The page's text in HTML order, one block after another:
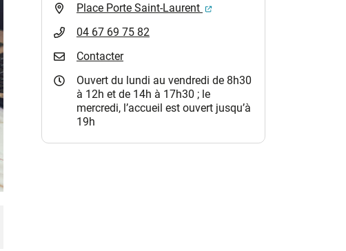
Place Porte Saint-Laurent
(ouverture dans un nouvel
04 67 69 75 82
Contacter
Ouvert du lundi au vendredi de 8h30
à 12h et de 14h à 17h30 ; le
mercredi, l’accueil est ouvert jusqu’à
19h